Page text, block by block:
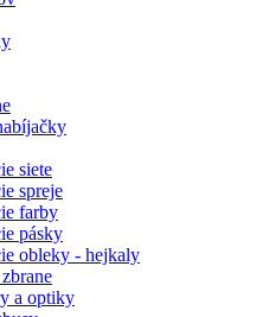
siete
spreje
farby
pásky
obleky - hejkaly
a optiky